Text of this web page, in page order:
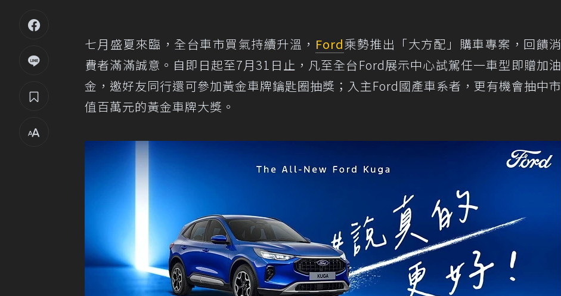
七月盛夏來臨，全台車市買氣持續升溫， Ford乘勢推出「大方配」購車專案，回饋消
費者滿滿誠意。自即日起至7月31日止，凡至全台Ford展示中心試駕任一車型即贈加油
金，邀好友同行還可參加黃金車牌鑰匙圈抽獎；入主Ford國產車系者，更有機會抽中市
值百萬元的黃金車牌大獎。